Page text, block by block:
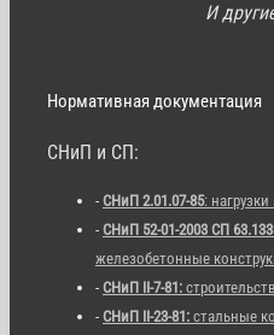
И
Нормативная документация
СНиП и СП:
- СНиП 2.01.07-85:
- СНиП 52-01-2003 СП
железобетонные
- СНиП II-7-81:
- СНиП II-23-81: стальные